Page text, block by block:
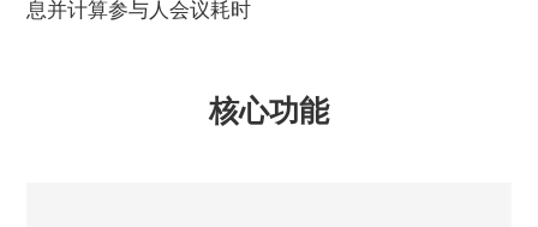
息并计算参与人会议耗时
核心功能